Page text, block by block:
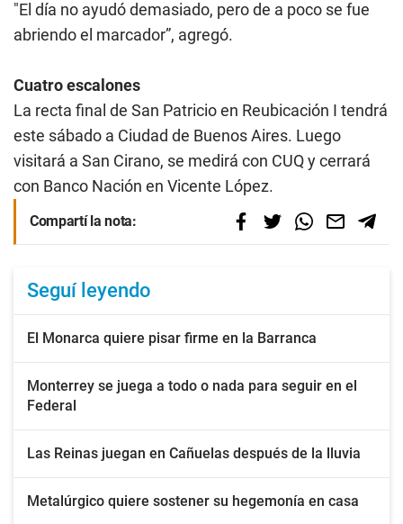
"El día no ayudó demasiado, pero de a poco se fue
abriendo el marcador”, agregó.
Cuatro escalones
La recta final de San Patricio en Reubicación I tendrá
este sábado a Ciudad de Buenos Aires. Luego
visitará a San Cirano, se medirá con CUQ y cerrará
con Banco Nación en Vicente López.
Compartí la nota:
Seguí leyendo
El Monarca quiere pisar firme en la Barranca
Monterrey se juega a todo o nada para seguir en el
Federal
Las Reinas juegan en Cañuelas después de la lluvia
Metalúrgico quiere sostener su hegemonía en casa